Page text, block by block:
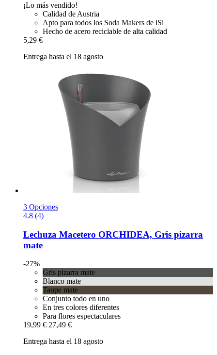
¡Lo más vendido!
Calidad de Austria
Apto para todos los Soda Makers de iSi
Hecho de acero reciclable de alta calidad
5,29 €
Entrega hasta el 18 agosto
3 Opciones
4.8 (4)
Lechuza Macetero ORCHIDEA, Gris pizarra
mate
-27%
Gris pizarra mate
Blanco mate
Taupe mate
Conjunto todo en uno
En tres colores diferentes
Para flores espectaculares
19,99 € 27,49 €
Entrega hasta el 18 agosto